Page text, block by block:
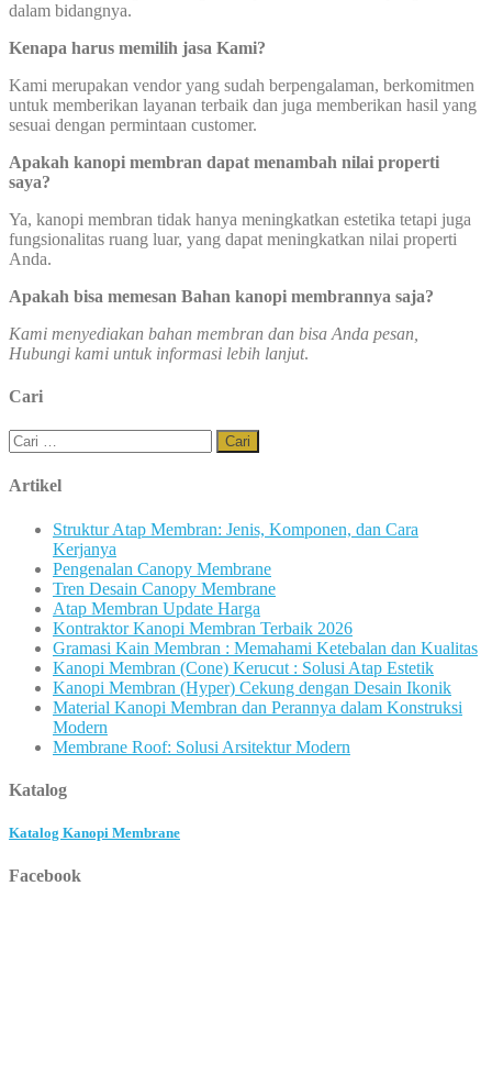
dalam bidangnya.
Kenapa harus memilih jasa Kami?
Kami merupakan vendor yang sudah berpengalaman, berkomitmen
untuk memberikan layanan terbaik dan juga memberikan hasil yang
sesuai dengan permintaan customer.
Apakah kanopi membran dapat menambah nilai properti
saya?
Ya, kanopi membran tidak hanya meningkatkan estetika tetapi juga
fungsionalitas ruang luar, yang dapat meningkatkan nilai properti
Anda.
Apakah bisa memesan Bahan kanopi membrannya saja?
Kami menyediakan bahan membran dan bisa Anda pesan,
Hubungi kami untuk informasi lebih lanjut.
Cari
Cari
untuk:
Artikel
Struktur Atap Membran: Jenis, Komponen, dan Cara
Kerjanya
Pengenalan Canopy Membrane
Tren Desain Canopy Membrane
Atap Membran Update Harga
Kontraktor Kanopi Membran Terbaik 2026
Gramasi Kain Membran : Memahami Ketebalan dan Kualitas
Kanopi Membran (Cone) Kerucut : Solusi Atap Estetik
Kanopi Membran (Hyper) Cekung dengan Desain Ikonik
Material Kanopi Membran dan Perannya dalam Konstruksi
Modern
Membrane Roof: Solusi Arsitektur Modern
Katalog
Katalog Kanopi Membrane
Facebook